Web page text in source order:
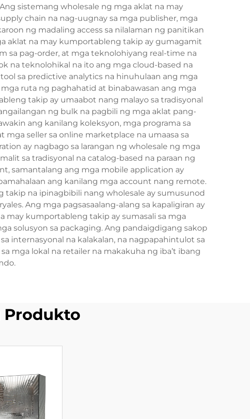
sistemang wholesale ng mga aklat na may
chain na nag-uugnay sa mga publisher, mga
ng madaling access sa nilalaman ng panitikan
aklat na may kumportableng takip ay gumagamit
sa pag-order, at mga teknolohiyang real-time na
na teknolohikal na ito ang mga cloud-based na
sa predictive analytics na hinuhulaan ang mga
ruta ng paghahatid at binabawasan ang mga
takip ay umaabot nang malayo sa tradisyonal
ng bulk na pagbili ng mga aklat pang-
ang kanilang koleksyon, mga programa sa
seller sa online marketplace na umaasa sa
ay nagbago sa larangan ng wholesale ng mga
sa tradisyonal na catalog-based na paraan ng
samantalang ang mga mobile application ay
ang kanilang mga account nang remote.
takip na ipinagbibili nang wholesale ay sumusunod
Ang mga pagsasaalang-alang sa kapaligiran ay
may kumportableng takip ay sumasali sa mga
solusyon sa packaging. Ang pandaigdigang sakop
internasyonal na kalakalan, na nagpapahintulot sa
mga lokal na retailer na makakuha ng iba’t ibang
Produkto